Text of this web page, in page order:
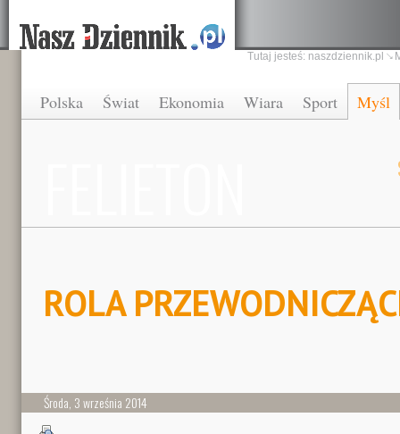
Polska Świat Ekonomia Wiara Sport Myśl
Tutaj jesteś: naszdziennik.pl
ROLA
Środa, 3 września 2014